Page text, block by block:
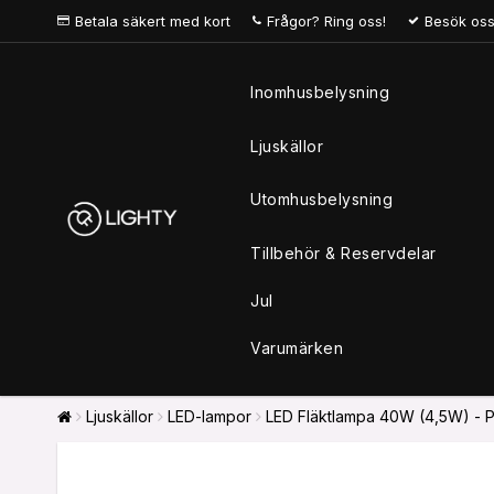
Betala säkert med kort Frågor? Ring oss! Besök
Inomhusbelysning
Ljuskällor
Utomhusbelysning
Tillbehör & Reservdelar
Jul
Varumärken
Ljuskällor LED-lampor LED Fläktlampa 40W (4,5W) -